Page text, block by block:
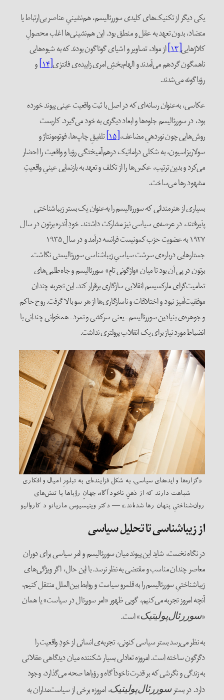
یکی دیگر از تکنیک‌های کلیدی سوررئالیسم، هم‌نشینیِ عناصر بی‌ارتباط یا
متضاد، بدون تعهد به عقل و منطق بود. این هم‌نشینی‌ها اغلب محصولِ
کلاژهایی[۱۳]
از مواد، تصاویر و اشیای گوناگون بودند که به شیوه‌هایی
ناهمگون گردهم می‌آمدند و الهام‌بخشِ امر‌ی زاییده‌ی فانتزی[۱۴]
و
رؤیاگونه می‌شدند.
عکاسی، به‌عنوان رسانه‌ای که در اصل با ثبت واقعیت عینی پیوند خورده
بود، در سوررئالیسم جلوه‌ها و ابعاد دیگری به خود می‌گیرد. کاربست
روش‌هایی چون نوردهیِ مضاعف،[۱۵]
تلفیقِ چاپ‌ها، فوتومونتاژ و
سولاریزاسیون، به شکلی دراماتیک درهم‌آمیختگی رؤیا و واقعیت را احضار
می‌کرد و بدین ترتیب، عکس‌ها را از تکلف و تعهد به بازنمایی عینیِ واقعیتِ
مشهود رها می‌ساخت.
بسیاری از هنرمندانی که سوررئالیسم را به‌عنوان یک بستر زیباشناختی
پذیرفتند، در عرصه‌ی سیاسی نیز مشارکت داشتند. خودِ آندره برتون در سال
۱۹۲۷ به عضویت حزب کمونیست فرانسه درآمد و در سال ۱۹۳۵
جستارهایی درباره‌ی سرشت سیاسیِ زیباشناسی سوررئالیستی نگاشت.
برتون در پی آن بود تا میان «واژگونی تامِ» سوررئالیسم و جاه‌طلبی‌های
تمامیت‌گرای مارکسیسم انقلابی سازگاری برقرار کند. این تجربه چندان
موفقیت‌آمیز نبود و اختلافات و ناسازگاری‌ها از هر سو بالا گرفت. روح حاکم
و جوهره‌ی بنیادین سوررئالیسم ـ یعنی سرکشی و تمرد ـ همخوانی چندانی با
انضباط مورد نیاز برای یک انقلاب پرولتری نداشت.
«گزاره‌ها و ایده‌های سیاسی، به شکل فزاینده‌ای به تبلورِ امیال و افکاری
شباهت دارند که از ذهنِ ناخودآگاه، جهانِ رؤیاها یا تنش‌های
روان‌شناختیِ پنهان رها شده‌اند.» — دکتر وینیسیوس ماریانو د کاروالیو
از زیباشناسی تا تحلیل سیاسی
در نگاه نخست، شاید این پیوند میان سوررئالیسم و امر سیاسی برای دوران
معاصر چندان مناسب و مقتضی به نظر نرسد. با این حال، اگر ویژگی‌های
زیباشناختیِ سوررئالیسم را به قلمرو سیاست و روابط بین‌الملل منتقل کنیم،
آنچه امروز تجربه می‌کنیم، گویی ظهور «امر سوررئال در سیاست» یا همان
«سوررئال‌پولیتیک» است.
به نظر می‌رسد بستر سیاسی کنونی، تجربه‌ی انسانی از خودِ واقعیت را
دگرگون ساخته است. امروزه تعادلی بسیار شکننده میان دیدگاهی عقلانی
به زندگی و نگرشی که بر قدرت ناخودآگاه و رؤیاها صحه می‌گذارد، وجود
دارد. در بسترسوررئال‌پولیتیک، امروزه برخی از سیاست‌مداران به